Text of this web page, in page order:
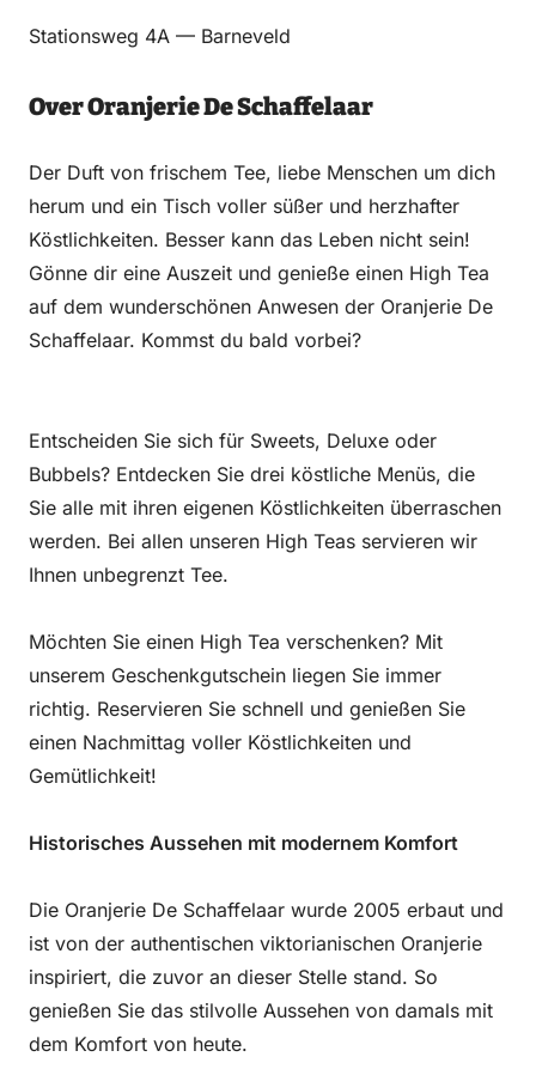
Stationsweg 4A — Barneveld
Over Oranjerie De Schaffelaar
Der Duft von frischem Tee, liebe Menschen um dich
herum und ein Tisch voller süßer und herzhafter
Köstlichkeiten. Besser kann das Leben nicht sein!
Gönne dir eine Auszeit und genieße einen High Tea
auf dem wunderschönen Anwesen der Oranjerie De
Schaffelaar. Kommst du bald vorbei?
Entscheiden Sie sich für Sweets, Deluxe oder
Bubbels? Entdecken Sie drei köstliche Menüs, die
Sie alle mit ihren eigenen Köstlichkeiten überraschen
werden. Bei allen unseren High Teas servieren wir
Ihnen unbegrenzt Tee.
Möchten Sie einen High Tea verschenken? Mit
unserem Geschenkgutschein liegen Sie immer
richtig. Reservieren Sie schnell und genießen Sie
einen Nachmittag voller Köstlichkeiten und
Gemütlichkeit!
Historisches Aussehen mit modernem Komfort
Die Oranjerie De Schaffelaar wurde 2005 erbaut und
ist von der authentischen viktorianischen Oranjerie
inspiriert, die zuvor an dieser Stelle stand. So
genießen Sie das stilvolle Aussehen von damals mit
dem Komfort von heute.